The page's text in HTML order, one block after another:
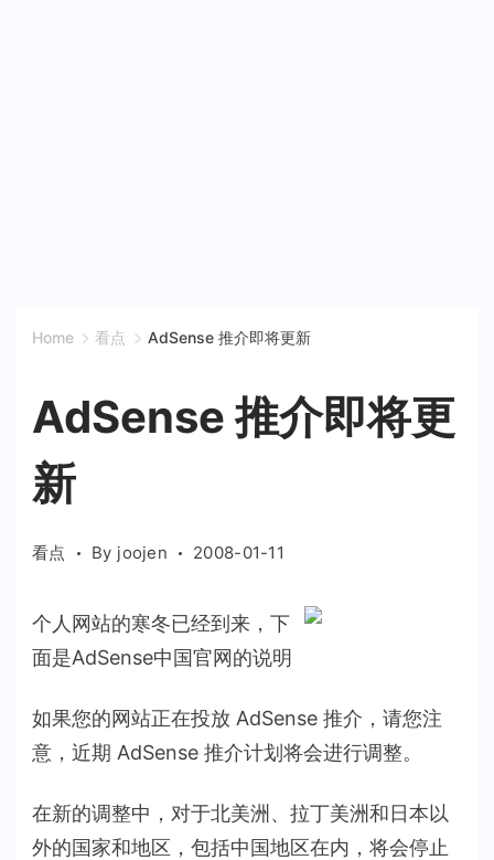
Home 看点 AdSense 推介即将更新
AdSense 推介即将更
新
看点 By joojen 2008-01-11
个人网站的寒冬已经到来，下
面是AdSense中国官网的说明
如果您的网站正在投放 AdSense 推介，请您注
意，近期 AdSense 推介计划将会进行调整。
在新的调整中，对于北美洲、拉丁美洲和日本以
外的国家和地区，包括中国地区在内，将会停止